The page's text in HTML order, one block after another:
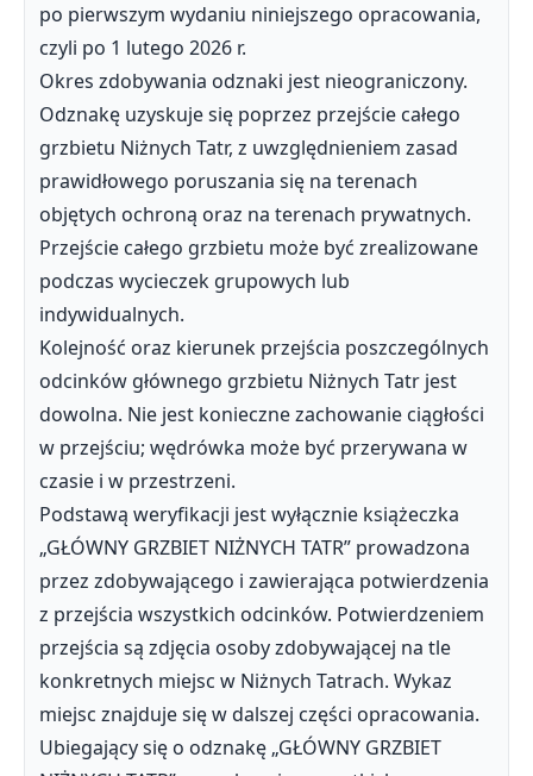
po pierwszym wydaniu niniejszego opracowania,
czyli po 1 lutego 2026 r.
Okres zdobywania odznaki jest nieograniczony.
Odznakę uzyskuje się poprzez przejście całego
grzbietu Niżnych Tatr, z uwzględnieniem zasad
prawidłowego poruszania się na terenach
objętych ochroną oraz na terenach prywatnych.
Przejście całego grzbietu może być zrealizowane
podczas wycieczek grupowych lub
indywidualnych.
Kolejność oraz kierunek przejścia poszczególnych
odcinków głównego grzbietu Niżnych Tatr jest
dowolna. Nie jest konieczne zachowanie ciągłości
w przejściu; wędrówka może być przerywana w
czasie i w przestrzeni.
Podstawą weryfikacji jest wyłącznie książeczka
„GŁÓWNY GRZBIET NIŻNYCH TATR” prowadzona
przez zdobywającego i zawierająca potwierdzenia
z przejścia wszystkich odcinków. Potwierdzeniem
przejścia są zdjęcia osoby zdobywającej na tle
konkretnych miejsc w Niżnych Tatrach. Wykaz
miejsc znajduje się w dalszej części opracowania.
Ubiegający się o odznakę „GŁÓWNY GRZBIET